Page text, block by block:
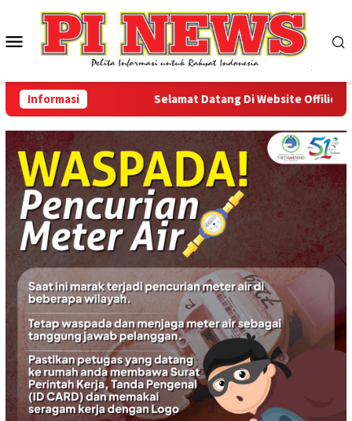
konten
Menu
Mobile
Informasi Selamat Datang Di Website Offilical